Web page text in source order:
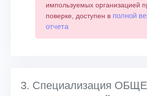
импользуемых организацией
поверке, доступен в полной
отчета
3. Специализация